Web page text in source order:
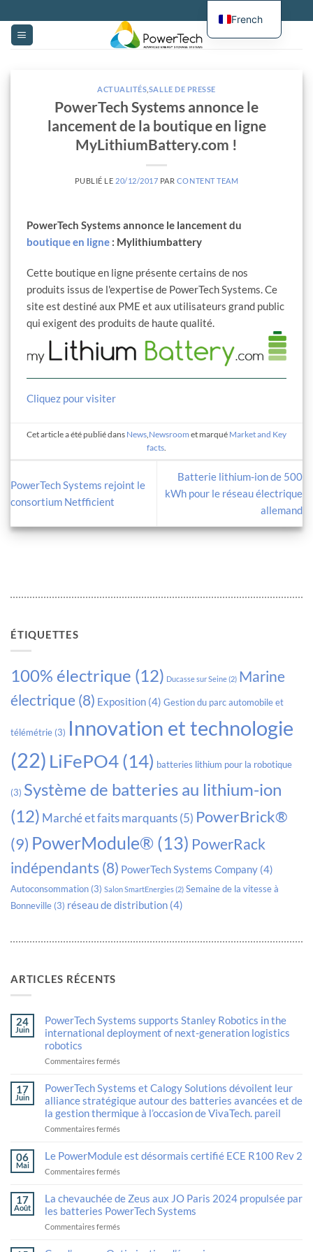
au
contenu
ÉTIQUETTES
100% électrique (12) Ducasse sur Seine(2) Marine
électrique (8) Exposition (4) Gestion du parc automobile et
télémétrie (3) Innovation et technologie
(22) LiFePO4 (14) batteries lithium pour la robotique
(3) Système de batteries au lithium-ion
(12) Marché et faits marquants(5) PowerBrick®
(9) PowerModule® (13) PowerRack
indépendants (8) PowerTech Systems Company (4)
Autoconsommation (3) Salon SmartEnergies(2) Semaine de la vitesse à
Bonneville (3) réseau de distribution (4)
ARTICLES RÉCENTS
24
Juin
PowerTech Systems supports Stanley Robotics in the
international deployment of next-generation logistics
robotics
Commentaires fermés
Systems
supports
Stanley
Robotics
deployment
of
generation
logistics
robotics
17
Juin
PowerTech Systems et Calogy Solutions dévoilent leur
alliance stratégique autour des batteries avancées et de
la gestion thermique à l’occasion de VivaTech. pareil
Commentaires fermés
Systems
and
Calogy
unveil
their
strategic
alliance
06
Mai
Le PowerModule est désormais certifié ECE R100 Rev 2
Commentaires fermés
PowerModule
is
now
ECE
Rev
17
Août
La chevauchée de Zeus aux JO Paris 2024 propulsée par
les batteries PowerTech Systems
Commentaires fermés
powered
ACTUALITÉS SALLE DE PRESSE
PowerTech Systems annonce le
lancement de la boutique en ligne
MyLithiumBattery.com !
PUBLIÉ LE 20/12/2017 PAR CONTENT TEAM
PowerTech Systems annonce le lancement du
boutique en ligne: Mylithiumbattery
Cette boutique en ligne présente certains de nos
produits issus de l'expertise de PowerTech Systems. Ce
site est destiné aux PME et aux utilisateurs grand public
qui exigent des produits de haute qualité.
Cliquez pour visiter
Cet article a été publié dans News Newsroom et marqué Market and Key
facts
PowerTech Systems rejoint le
consortium Netfficient
Batterie lithium-ion de 500
kWh pour le réseau électrique
allemand
French